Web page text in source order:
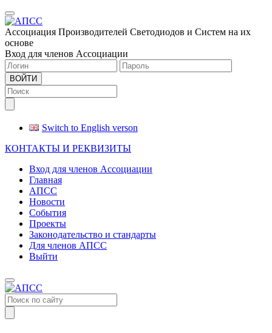
Меню
Ассоциация Производителей Светодиодов и Систем на их
основе
Вход для членов Ассоциации
ВОЙТИ
Switch to English verson
КОНТАКТЫ И РЕКВИЗИТЫ
Вход для членов Ассоциации
Главная
АПСС
Новости
События
Проекты
Законодательство и стандарты
Для членов АПСС
Выйти
Меню